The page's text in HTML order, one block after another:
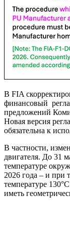
В FIA
финансовый
предложений
Новая версия
обязательна к
В частности,
двигателя. До 31
температуре
2026 года – и при
температуре
иметь